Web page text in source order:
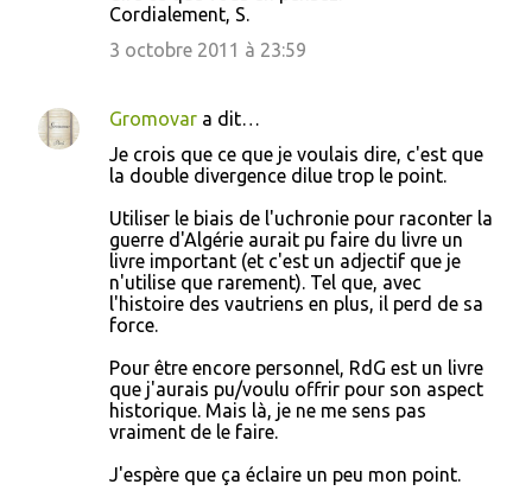
Cordialement, S.
3 octobre 2011 à 23:59
Gromovar a dit…
Je crois que ce que je voulais dire, c'est que
la double divergence dilue trop le point.
Utiliser le biais de l'uchronie pour raconter la
guerre d'Algérie aurait pu faire du livre un
livre important (et c'est un adjectif que je
n'utilise que rarement). Tel que, avec
l'histoire des vautriens en plus, il perd de sa
force.
Pour être encore personnel, RdG est un livre
que j'aurais pu/voulu offrir pour son aspect
historique. Mais là, je ne me sens pas
vraiment de le faire.
J'espère que ça éclaire un peu mon point.